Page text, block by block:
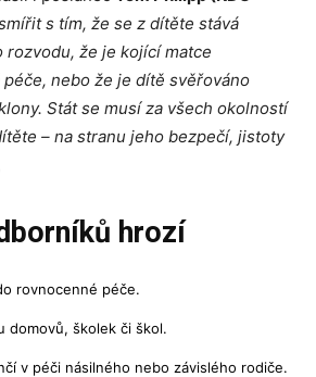
s tím, že se z dítěte stává
že je kojící matce
nebo že je dítě svěřováno
Stát se musí za všech okolností
– na stranu jeho bezpečí, jistoty
hrozí
rovnocenné péče.
domovů, školek či škol.
v péči násilného nebo závislého rodiče.